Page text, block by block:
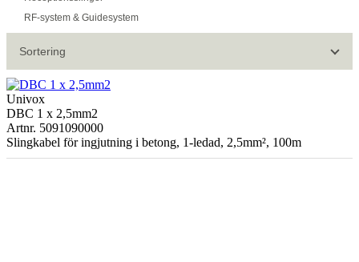
RF-system & Guidesystem
Sortering
Univox
DBC 1 x 2,5mm2
Artnr. 5091090000
Slingkabel för ingjutning i betong, 1-ledad, 2,5mm², 100m